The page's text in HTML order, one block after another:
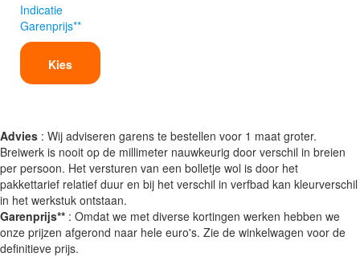
Indicatie
Garenprijs**
Kies
Advies : Wij adviseren garens te bestellen voor 1 maat groter.
Breiwerk is nooit op de millimeter nauwkeurig door verschil in breien
per persoon. Het versturen van een bolletje wol is door het
pakkettarief relatief duur en bij het verschil in verfbad kan kleurverschil
in het werkstuk ontstaan.
Garenprijs** : Omdat we met diverse kortingen werken hebben we
onze prijzen afgerond naar hele euro's. Zie de winkelwagen voor de
definitieve prijs.